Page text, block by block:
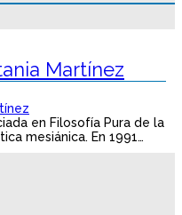
Martínez
en Filosofía Pura de la
mesiánica. En 1991…